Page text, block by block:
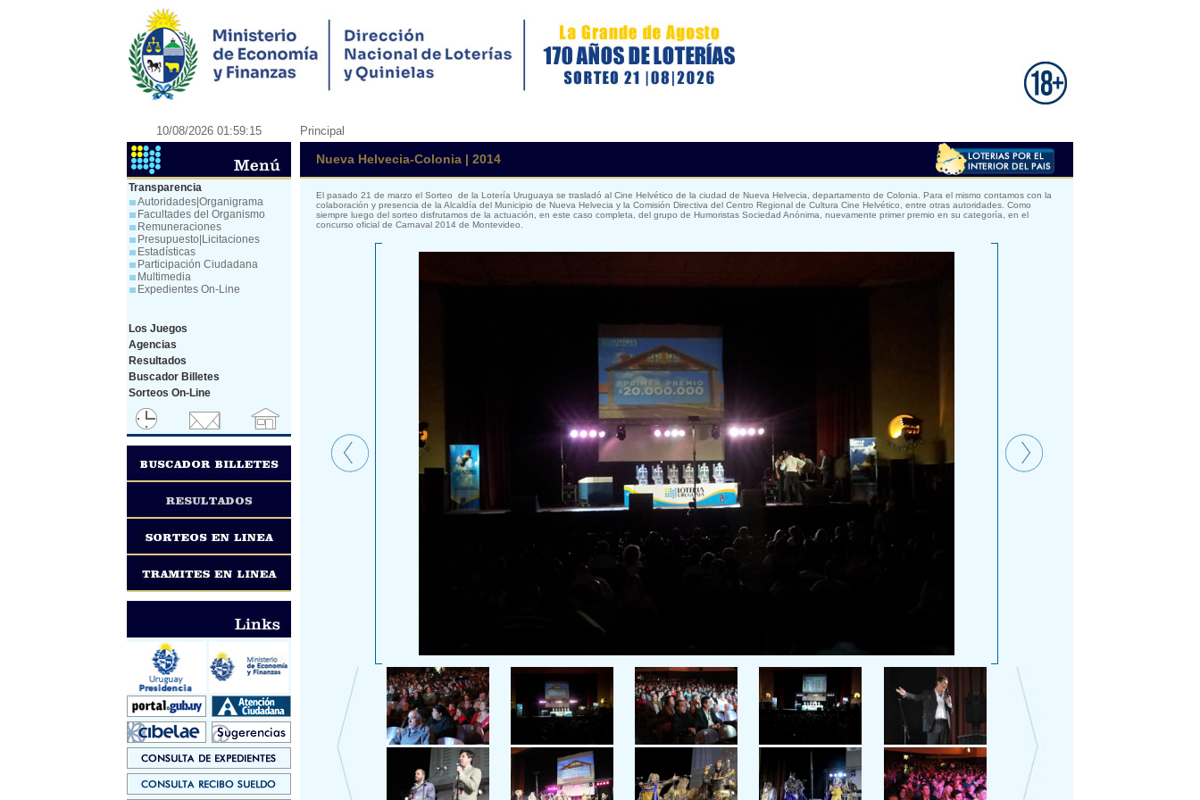
10/08/2026 01:59:15 Principal
Transparencia
Autoridades|Organigrama
Facultades del Organismo
Remuneraciones
Presupuesto|Licitaciones
Estadísticas
Participación Ciudadana
Multimedia
Expedientes On-Line
Los Juegos
Agencias
Resultados
Buscador Billetes
Sorteos On-Line
Nueva Helvecia-Colonia | 2014
El pasado 21 de marzo el Sorteo de la Lotería Uruguaya se trasladó al Cine Helvético de la ciudad de Nueva Helvecia, departamento de Colonia. Para el mismo contamos con la
colaboración y presencia de la Alcaldía del Municipio de Nueva Helvecia y la Comisión Directiva del Centro Regional de Cultura Cine Helvético, entre otras autoridades. Como
siempre luego del sorteo disfrutamos de la actuación, en este caso completa, del grupo de Humoristas Sociedad Anónima, nuevamente primer premio en su categoría, en el
concurso oficial de Carnaval 2014 de Montevideo.